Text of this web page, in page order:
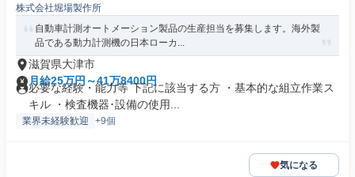
ー
株式会社堀場製作所
自動車計測オートメーション製品の生産担当を募集します。海外製
品である動力計測機の日本ローカ...
滋賀県大津市
月給25万円～41万8400円
必要な経験・能力等 下記に該当する方 ・基本的な組立作業ス
キル ・検査機器･設備の使用...
業界未経験歓迎 +9個
気になる